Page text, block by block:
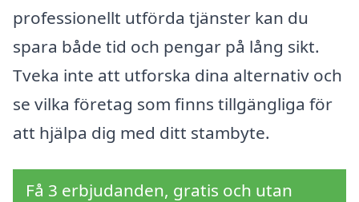
professionellt utförda tjänster kan du
spara både tid och pengar på lång sikt.
Tveka inte att utforska dina alternativ och
se vilka företag som finns tillgängliga för
att hjälpa dig med ditt stambyte.
Få 3 erbjudanden, gratis och utan